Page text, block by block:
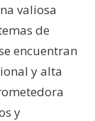
valiosa
de
encuentran
y alta
y